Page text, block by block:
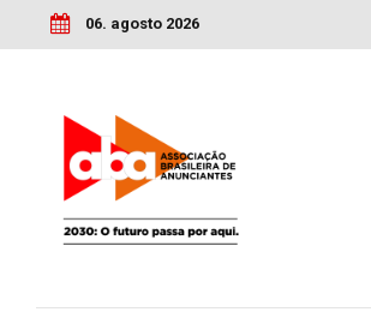
06. agosto 2026